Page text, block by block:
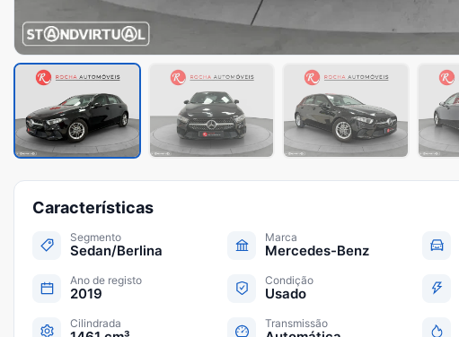
Características
Segmento
Sedan/Berlina
Marca
Mercedes-Benz
Ano de registo
2019
Condição
Usado
Cilindrada Transmissão